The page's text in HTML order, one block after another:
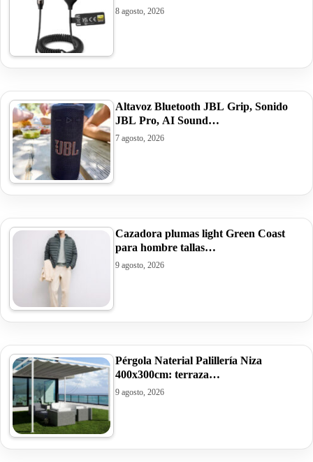
8 agosto, 2026
Altavoz Bluetooth JBL Grip, Sonido
JBL Pro, AI Sound…
7 agosto, 2026
Cazadora plumas light Green Coast
para hombre tallas…
9 agosto, 2026
Pérgola Naterial Palillería Niza
400x300cm: terraza…
9 agosto, 2026